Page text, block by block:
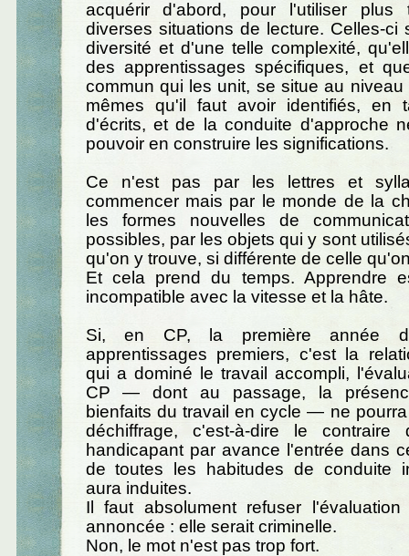
acquérir d'abord, pour l'utiliser
diverses situations de lecture. Celles-ci
diversité et d'une telle complexité,
des apprentissages spécifiques, et
commun qui les unit, se situe au
mêmes qu'il faut avoir identifiés, en
d'écrits, et de la conduite d'approche
pouvoir en construire les significations.
Ce n'est pas par les lettres et
commencer mais par le monde de la
les formes nouvelles de
possibles, par les objets qui y sont
qu'on y trouve, si différente de celle
Et cela prend du temps. Apprendre
incompatible avec la vitesse et la hâte.
Si, en CP, la première année
apprentissages premiers, c'est la
qui a dominé le travail accompli,
CP — dont au passage, la
bienfaits du travail en cycle — ne
déchiffrage, c'est-à-dire le
handicapant par avance l'entrée dans
de toutes les habitudes de conduite
aura induites.
Il faut absolument refuser
annoncée : elle serait criminelle.
Non, le mot n'est pas trop fort.